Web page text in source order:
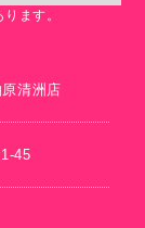
ます。
清洲店
45